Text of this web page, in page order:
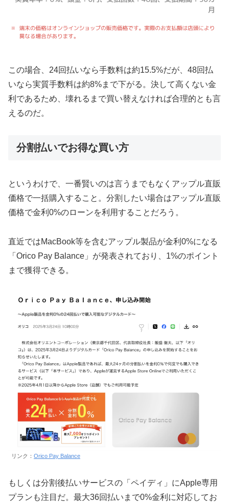
この場合、24回払いなら手数料は約15.5%だが、48回払
いなら実質手数料は約8%まで下がる。決して高くない金
利であるため、壊れるまで買い替えなければ合理的とも言
えるのだ。
分割払いでお得な買い方
というわけで、一番賢いのは言うまでもなくアップル直販
価格で一括購入すること。分割したい場合はアップル直販
価格で金利0%のローンを利用することだろう。
直近ではMacBook等を含むアップル製品が金利0%になる
「Orico Pay Balance」が発表されており、1%のポイント
まで獲得できる。
リンク： Orico Pay Balance
もしくは分割後払いサービスの「ペイディ」にApple専用
プランも注目だ。最大36回払いまで0%金利に対応してお